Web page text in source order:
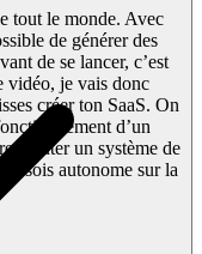
tout le monde. Avec
de générer des
de se lancer, c’est
vidéo, je vais donc
créer ton SaaS. On
d’un
ajouter un système de
sois autonome sur la